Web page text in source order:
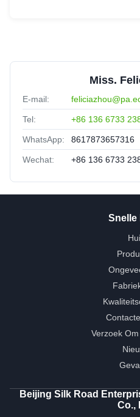
Miss.
E-mail:
Tel: +86 136 6733
WhatsApp: 8617873657316
Wechat: +86 136 6733
Snelle
Verzoek
Beijing Silk Road
Co.,